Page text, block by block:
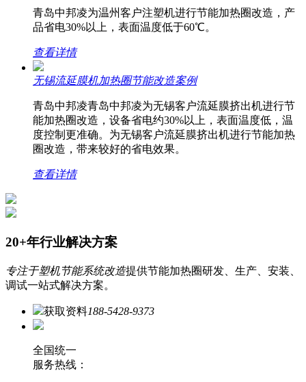
青岛中邦凌为温州客户注塑机进行节能加热圈改造，产
品省电30%以上，表面温度低于60℃。
查看详情
无锡流延膜机加热圈节能改造案例
青岛中邦凌青岛中邦凌为无锡客户流延膜挤出机进行节
能加热圈改造，设备省电约30%以上，表面温度低，温
度控制更准确。为无锡客户流延膜挤出机进行节能加热
圈改造，带来较好的省电效果。
查看详情
20+年行业解决方案
专注于塑机节能系统改造提供节能加热圈研发、生产、安装、
调试一站式解决方案。
获取资料188-5428-9373
全国统一
服务热线：